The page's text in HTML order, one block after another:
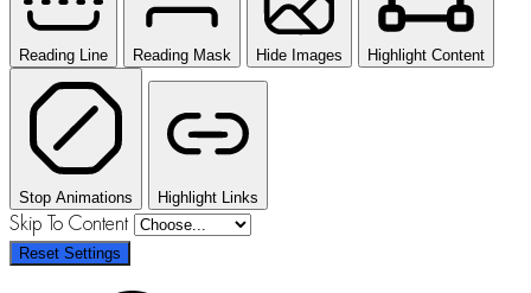
Reading Line Reading Mask Hide Images Highlight Content
Stop Animations Highlight Links
Skip To Content
Reset Settings